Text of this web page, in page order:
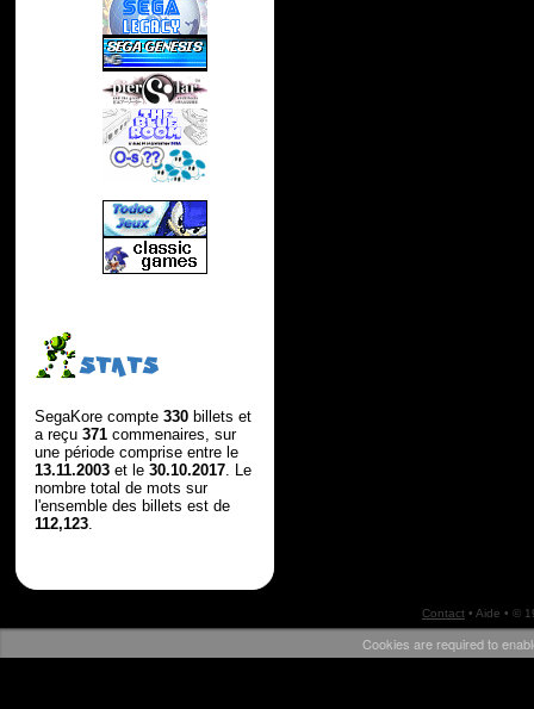
STATS
SegaKore compte 330billets et
a reçu 371commenaires, sur
une période comprise entre le
13.11.2003et le 30.10.2017. Le
nombre total de mots sur
l'ensemble des billets est de
112,123.
Contact• Aide • ©
Cookies are required to